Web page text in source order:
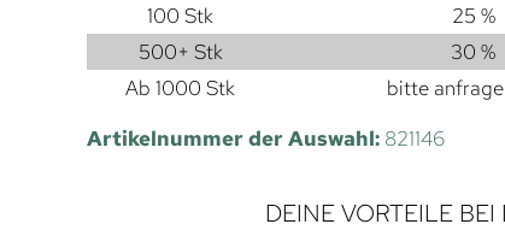
100 Stk
25 %
500+ Stk
30 %
Ab 1000 Stk
bitte
Artikelnummer der Auswahl: 821146
DEINE VORTEILE